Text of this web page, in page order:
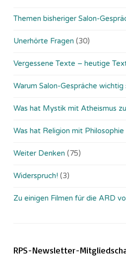
Themen bisheriger Salon-
Unerhörte Fragen (30)
Vergessene Texte – heutige
Warum Salon-Gespräche wichtig
Was hat Mystik mit Atheismus
Was hat Religion mit Philosophie
Weiter Denken (75)
Widerspruch! (3)
Zu einigen Filmen für die ARD
RPS-Newsletter-